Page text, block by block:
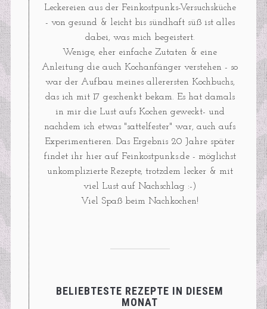
Leckereien aus der Feinkostpunks-Versuchsküche
- von gesund & leicht bis sündhaft süß ist alles
dabei, was mich begeistert.
Wenige, eher einfache Zutaten & eine
Anleitung die auch Kochanfänger verstehen - so
war der Aufbau meines allerersten Kochbuchs,
das ich mit 17 geschenkt bekam. Es hat damals
in mir die Lust aufs Kochen geweckt- und
nachdem ich etwas "sattelfester" war, auch aufs
Experimentieren. Das Ergebnis 20 Jahre später
findet ihr hier auf Feinkostpunks.de - möglichst
unkomplizierte Rezepte, trotzdem lecker & mit
viel Lust auf Nachschlag :-)
Viel Spaß beim Nachkochen!
BELIEBTESTE REZEPTE IN DIESEM
MONAT